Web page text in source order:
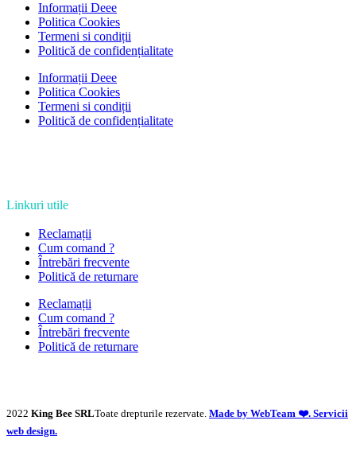
Informații Deee
Politica Cookies
Termeni si condiții
Politică de confidențialitate
Informații Deee
Politica Cookies
Termeni si condiții
Politică de confidențialitate
Linkuri utile
Reclamații
Cum comand ?
Întrebări frecvente
Politică de returnare
Reclamații
Cum comand ?
Întrebări frecvente
Politică de returnare
2022 King Bee SRLToate drepturile rezervate. Made by WebTeam ❤️. Servicii
web design.